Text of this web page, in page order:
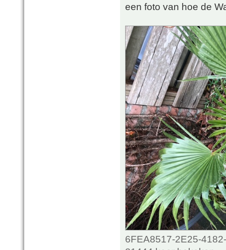
een foto van hoe de
6FEA8517-2E25-